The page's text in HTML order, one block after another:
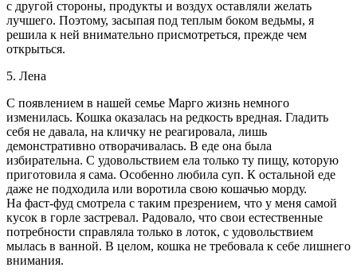
с другой стороны, продукты и воздух оставляли желать
лучшего. Поэтому, засыпая под теплым боком ведьмы, я
решила к ней внимательно присмотреться, прежде чем
открыться.
5. Лена
С появлением в нашей семье Марго жизнь немного
изменилась. Кошка оказалась на редкость вредная. Гладить
себя не давала, на кличку не реагировала, лишь
демонстративно отворачивалась. В еде она была
избирательна. С удовольствием ела только ту пищу, которую
приготовила я сама. Особенно любила суп. К остальной еде
даже не подходила или воротила свою кошачью морду.
На фаст-фуд смотрела с таким презрением, что у меня самой
кусок в горле застревал. Радовало, что свои естественные
потребности справляла только в лоток, с удовольствием
мылась в ванной. В целом, кошка не требовала к себе лишнего
внимания.